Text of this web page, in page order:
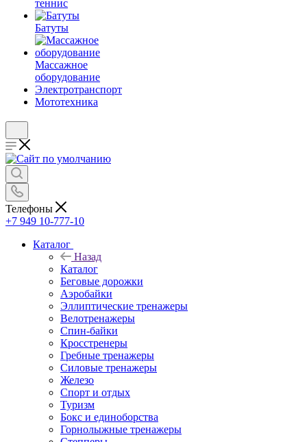
теннис
Батуты
Массажное
оборудование
Электротранспорт
Мототехника
Телефоны
+7 949 10-777-10
Каталог
Назад
Каталог
Беговые дорожки
Аэробайки
Эллиптические тренажеры
Велотренажеры
Спин-байки
Кросстренеры
Гребные тренажеры
Силовые тренажеры
Железо
Спорт и отдых
Туризм
Бокс и единоборства
Горнолыжные тренажеры